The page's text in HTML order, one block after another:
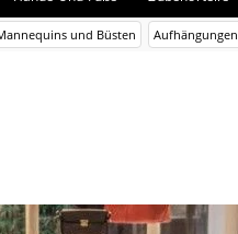
und Büsten Aufhängungen